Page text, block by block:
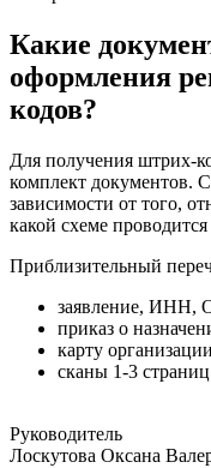
Какие
оформления
кодов?
Для получения штрих-
комплект документов.
зависимости от того,
какой схеме
Приблизительный
заявление, ИНН,
приказ о
карту
сканы 1-3 страниц
Руководитель
Лоскутова Оксана